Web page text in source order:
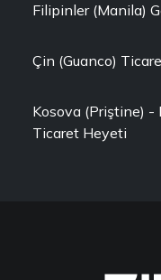
Filipinler (Manila)
Çin (Guanco)
Kosova (Priştine) -
Ticaret Heyeti